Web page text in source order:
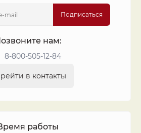
Подписаться
нам:
8-800-505-12-84
в контакты
работы